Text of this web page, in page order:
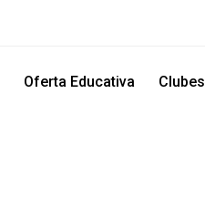
Oferta Educativa Clubes